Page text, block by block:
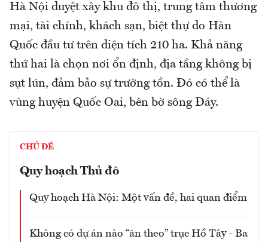
Hà Nội duyệt xây khu đô thị, trung tâm thương
mại, tài chính, khách sạn, biệt thự do Hàn
Quốc đầu tư trên diện tích 210 ha. Khả năng
thứ hai là chọn nơi ổn định, địa tầng không bị
sụt lún, đảm bảo sự trường tồn. Đó có thể là
vùng huyện Quốc Oai, bên bờ sông Đáy.
CHỦ ĐỀ
Quy hoạch Thủ đô
Quy hoạch Hà Nội: Một vấn đề, hai quan điểm
Không có dự án nào “ăn theo” trục Hồ Tây - Ba